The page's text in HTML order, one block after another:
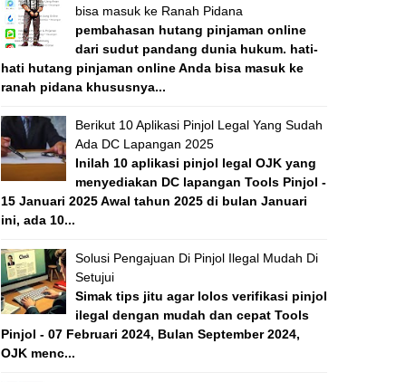
bisa masuk ke Ranah Pidana
pembahasan hutang pinjaman online
dari sudut pandang dunia hukum. hati-
hati hutang pinjaman online Anda bisa masuk ke
ranah pidana khususnya...
Berikut 10 Aplikasi Pinjol Legal Yang Sudah
Ada DC Lapangan 2025
Inilah 10 aplikasi pinjol legal OJK yang
menyediakan DC lapangan Tools Pinjol -
15 Januari 2025 Awal tahun 2025 di bulan Januari
ini, ada 10...
Solusi Pengajuan Di Pinjol Ilegal Mudah Di
Setujui
Simak tips jitu agar lolos verifikasi pinjol
ilegal dengan mudah dan cepat Tools
Pinjol - 07 Februari 2024, Bulan September 2024,
OJK menc...